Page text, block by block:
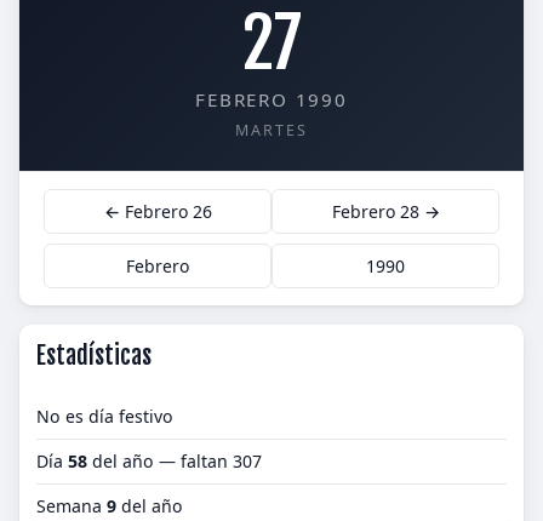
27
FEBRERO 1990
MARTES
← Febrero 26 Febrero 28 →
Febrero 1990
Estadísticas
No es día festivo
Día 58 del año — faltan 307
Semana 9 del año